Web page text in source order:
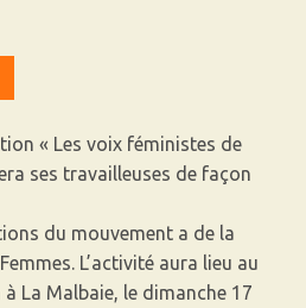
« Les voix féministes de
ses travailleuses de façon
du mouvement a de la
L’activité aura lieu au
La Malbaie, le dimanche 17